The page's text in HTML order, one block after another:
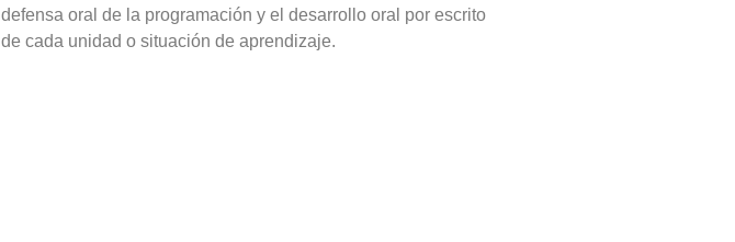
defensa oral de la programación y el desarrollo oral por escrito
de cada unidad o situación de aprendizaje.